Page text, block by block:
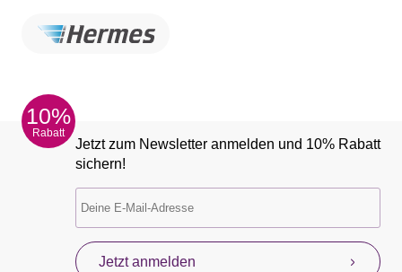
10%
Rabatt
Jetzt zum Newsletter anmelden und 10% Rabatt
sichern!
Jetzt anmelden